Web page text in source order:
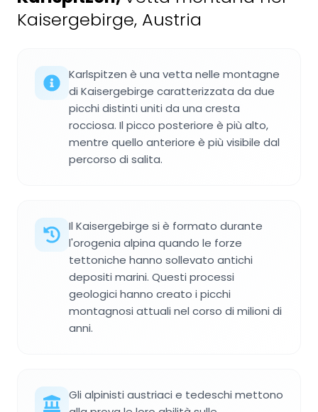
Kaisergebirge, Austria
Karlspitzen è una vetta nelle montagne
di Kaisergebirge caratterizzata da due
picchi distinti uniti da una cresta
rocciosa. Il picco posteriore è più alto,
mentre quello anteriore è più visibile dal
percorso di salita.
Il Kaisergebirge si è formato durante
l'orogenia alpina quando le forze
tettoniche hanno sollevato antichi
depositi marini. Questi processi
geologici hanno creato i picchi
montagnosi attuali nel corso di milioni di
anni.
Gli alpinisti austriaci e tedeschi mettono